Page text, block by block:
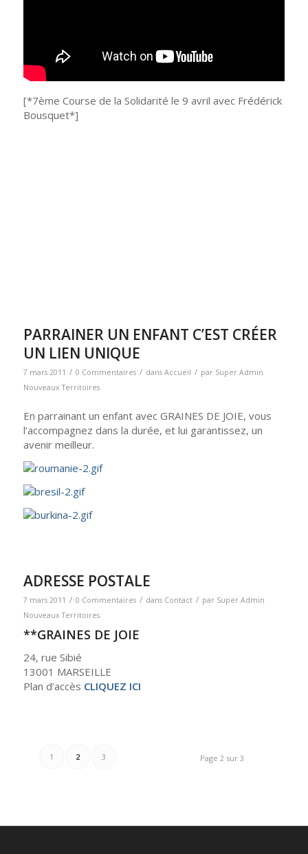
[*7ème Course de la Solidarité le 9 avril avec Frédérick
Bousquet*]
PARRAINER UN ENFANT C’EST CRÉER
UN LIEN UNIQUE
7 mars 2011 / 0 Commentaires / dans Accueil / par Super Admin
Nouveaux Territoires
En parrainant un enfant avec GRAINES DE JOIE, vous
l’accompagnez dans la durée, et lui garantissez, un
avenir meilleur.
ADRESSE POSTALE
7 mars 2011 / 0 Commentaires / dans Contact / par Super Admin
Nouveaux Territoires
**GRAINES DE JOIE
24, rue Sibié
13001 MARSEILLE
Plan d’accès CLIQUEZ ICI
Page 2 sur 3
1 2 3